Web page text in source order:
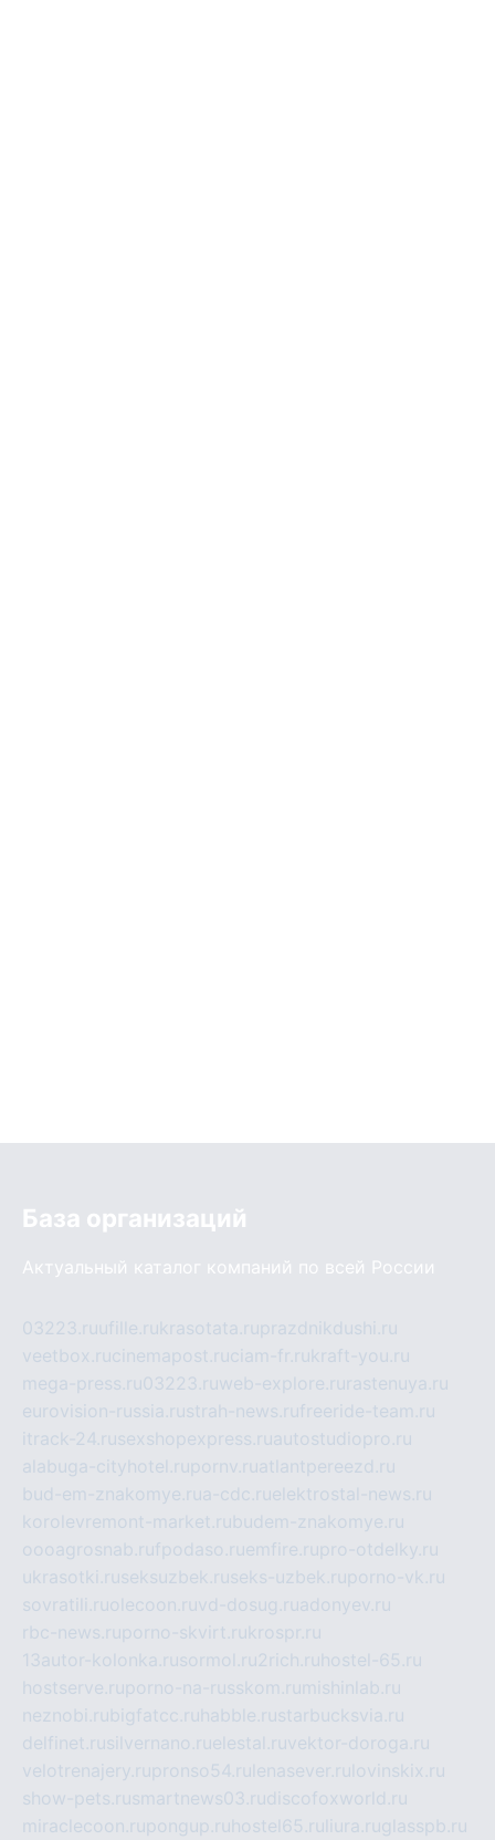
База организаций
Актуальный каталог компаний по всей России
03223.ruufille.rukrasotata.ruprazdnikdushi.ru
veetbox.rucinemapost.ruciam-fr.rukraft-you.ru
mega-press.ru03223.ruweb-explore.ru rastenuya.ru
eurovision-russia.rustrah-news.rufreeride-team.ru
itrack-24.rusexshopexpress.ruautostudiopro.ru
alabuga-cityhotel.rupornv.ruatlantpereezd.ru
bud-em-znakomye.rua-cdc.ruelektrostal-news.ru
korolevremont-market.rubudem-znakomye.ru
oooagrosnab.rufpodaso.ruemfire.rupro-otdelky.ru
ukrasotki.ruseksuzbek.ruseks-uzbek.ruporno-vk.ru
sovratili.ruolecoon.ruvd-dosug.ruadonyev.ru
rbc-news.ruporno-skvirt.rukrospr.ru
13autor-kolonka.rusormol.ru2rich.ru hostel-65.ru
hostserve.ruporno-na-russkom.ru mishinlab.ru
neznobi.rubigfatcc.ru habble.rustarbucksvia.ru
delfinet.rusilvernano.ruelestal.ruvektor-doroga.ru
velotrenajery.rupronso54.ru lenasever.ru lovinskix.ru
show-pets.rusmartnews03.rudiscofoxworld.ru
miraclecoon.rupongup.ru hostel65.ru liura.ruglasspb.ru